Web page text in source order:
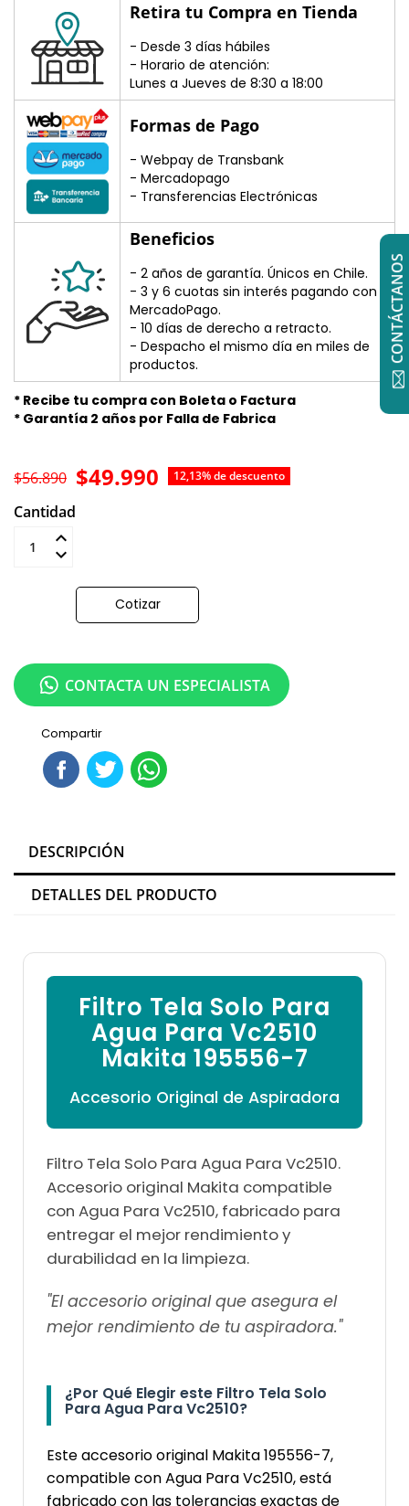
Retira tu Compra en Tienda
- Desde 3 días hábiles
- Horario de atención:
Lunes a Jueves de 8:30 a 18:00
Formas de Pago
- Webpay de Transbank
- Mercadopago
- Transferencias Electrónicas
Beneficios
- 2 años de garantía. Únicos en Chile.
- 3 y 6 cuotas sin interés pagando con
MercadoPago.
- 10 días de derecho a retracto.
- Despacho el mismo día en miles de
productos.
* Recibe tu compra con Boleta o Factura
* Garantía 2 años por Falla de Fabrica
$49.990 12,13% de descuento
$56.890
Cantidad
Cotizar
Compartir
CONTACTA UN ESPECIALISTA
DESCRIPCIÓN
DETALLES DEL PRODUCTO
Filtro Tela Solo Para
Agua Para Vc2510
Makita 195556-7
Accesorio Original de Aspiradora
Filtro Tela Solo Para Agua Para Vc2510.
Accesorio original Makita compatible
con Agua Para Vc2510, fabricado para
entregar el mejor rendimiento y
durabilidad en la limpieza.
"El accesorio original que asegura el
mejor rendimiento de tu aspiradora."
¿Por Qué Elegir este Filtro Tela Solo
Para Agua Para Vc2510?
Este accesorio original Makita 195556-7,
compatible con Agua Para Vc2510, está
fabricado con las tolerancias exactas de
CONTÁCTANOS